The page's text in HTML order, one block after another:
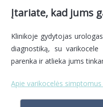
Įtariate, kad jums
Klinikoje gydytojas urologas
diagnostiką, su
parenka ir atlieka jums
Apie varikocelės